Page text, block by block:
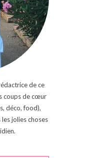
de ce
coups de cœur
déco, food),
jolies choses